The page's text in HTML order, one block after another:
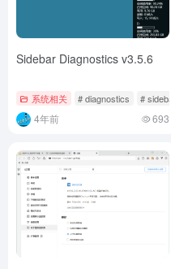
Sidebar Diagnostics v3.5.6
系统相关 # diagnostics # sidebar
4年前 693